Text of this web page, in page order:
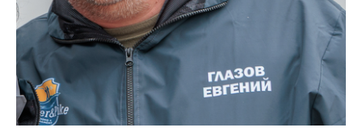
Осень
2021
Весна
Фото и видео
iOS приложение
Логотипы турнира
Контакты